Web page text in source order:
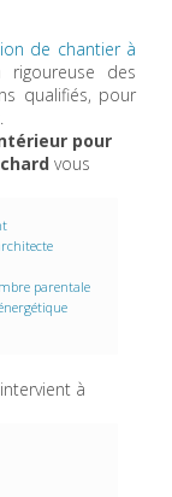
de chantier à
rigoureuse des
qualifiés, pour
pour
vous
parentale
à